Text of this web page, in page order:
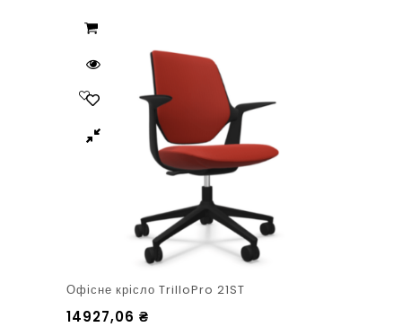
Офісне крісло TrilloPro 21ST
14927,06 ₴